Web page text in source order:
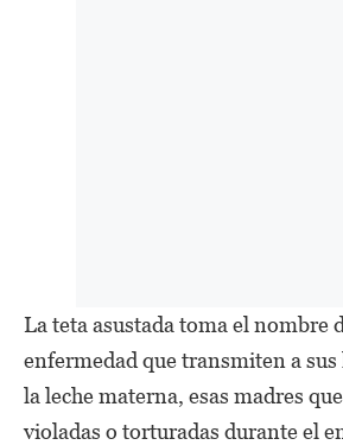
La teta asustada toma el nombre
enfermedad que transmiten a sus
la leche materna, esas madres
violadas o torturadas durante el